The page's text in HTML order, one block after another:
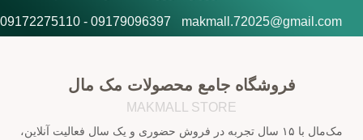
makmall.72025@gmail.com
09179096397 - 09172275110
فروشگاه جامع محصولات مک مال
MAKMALL STORE
مک‌مال با ۱۵ سال تجربه در فروش حضوری و یک سال فعالیت آنلاین،